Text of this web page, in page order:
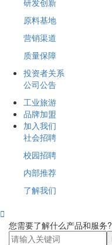
原料基地
营销渠道
质量保障
投资者关系
公司公告
工业旅游
品牌加盟
加入我们
社会招聘
校园招聘
内部推荐
了解我们

您需要了解什么产品和服务?